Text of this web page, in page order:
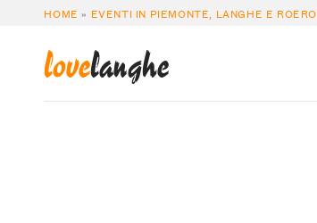
HOME » EVENTI IN PIEMONTE, LANGHE E ROERO
lovelanghe